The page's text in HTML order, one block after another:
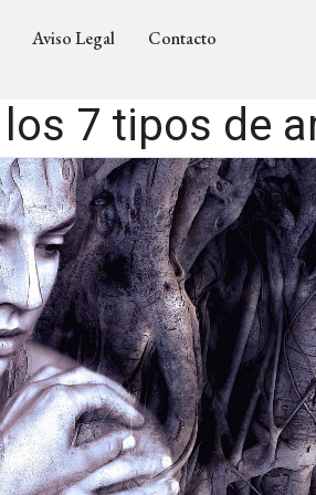
Aviso Legal Contacto
7 tipos de